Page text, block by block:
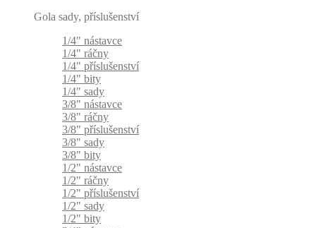
Gola sady, příslušenství
1/4" nástavce
1/4" ráčny
1/4" příslušenství
1/4" bity
1/4" sady
3/8" nástavce
3/8" ráčny
3/8" příslušenství
3/8" sady
3/8" bity
1/2" nástavce
1/2" ráčny
1/2" příslušenství
1/2" sady
1/2" bity